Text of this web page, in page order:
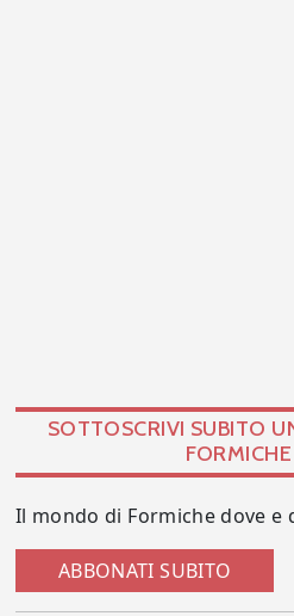
SOTTOSCRIVI SUBITO
Il mondo di Formiche dove e
ABBONATI SUBITO